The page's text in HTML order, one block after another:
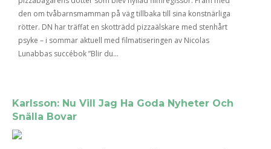
den om tvåbarnsmamman på väg tillbaka till sina konstnärliga
rötter. DN har träffat en skotträdd pizzaälskare med stenhårt
psyke – i sommar aktuell med filmatiseringen av Nicolas
Lunabbas succébok ”Blir du...
Karlsson: Nu Vill Jag Ha Goda Nyheter Och
Snälla Bovar